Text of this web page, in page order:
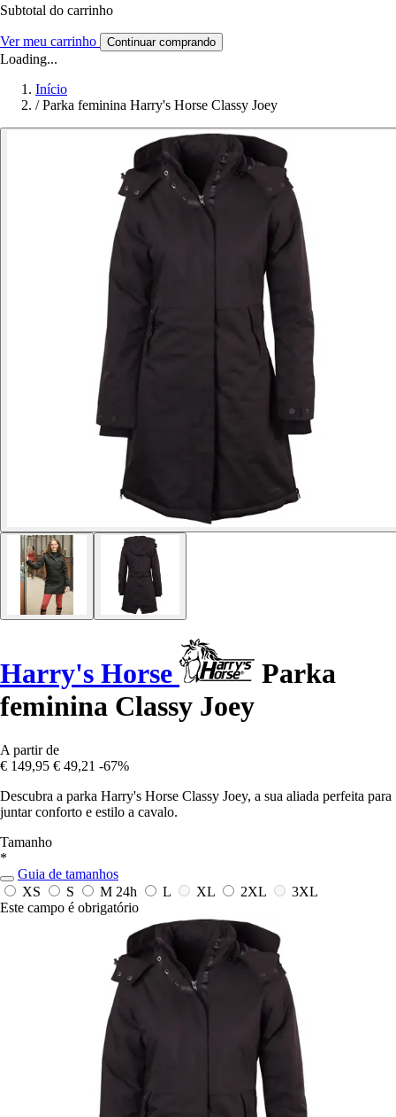
Subtotal do carrinho
Ver meu carrinho Continuar comprando
Loading...
Início
/ Parka feminina Harry's Horse Classy Joey
Harry's Horse
Parka
feminina Classy Joey
A partir de
€ 149,95 € 49,21 -67%
Descubra a parka Harry's Horse Classy Joey, a sua aliada perfeita para
juntar conforto e estilo a cavalo.
Tamanho
*
Guia de tamanhos
XS
S M 24h L XL 2XL
3XL
Este campo é obrigatório